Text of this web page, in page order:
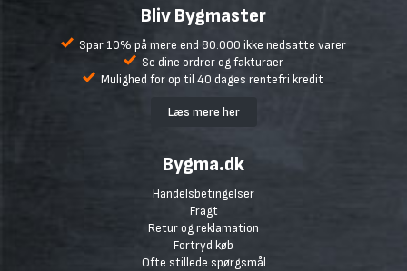
Bliv Bygmaster
Spar 10% på mere end 80.000 ikke nedsatte varer
Se dine ordrer og fakturaer
Mulighed for op til 40 dages rentefri kredit
Læs mere her
Bygma.dk
Handelsbetingelser
Fragt
Retur og reklamation
Fortryd køb
Ofte stillede spørgsmål